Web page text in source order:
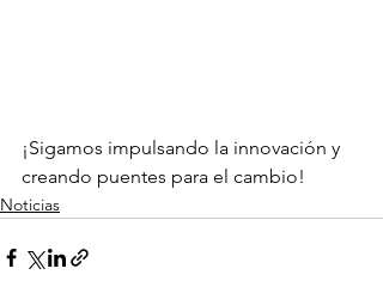
¡Sigamos impulsando la innovación y
creando puentes para el cambio!
Noticias